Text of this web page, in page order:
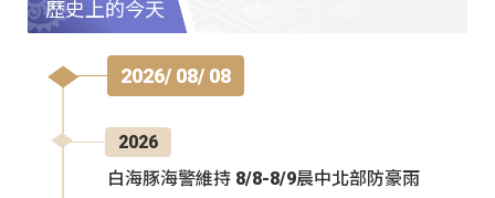
歷史上的今天
2026/ 08/ 08
2026
白海豚海警維持 8/8-8/9晨中北部防豪雨